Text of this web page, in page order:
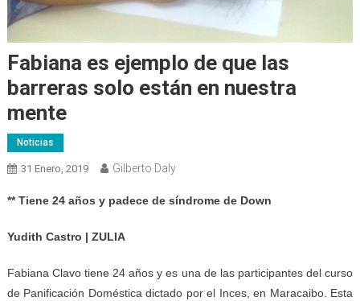
Fabiana es ejemplo de que las
barreras solo están en nuestra
mente
Noticias
31 Enero, 2019 Gilberto Daly
** Tiene 24 años y padece de síndrome de Down
Yudith Castro | ZULIA
Fabiana Clavo tiene 24 años y es una de las participantes del curso
de Panificación Doméstica dictado por el Inces, en Maracaibo. Esta